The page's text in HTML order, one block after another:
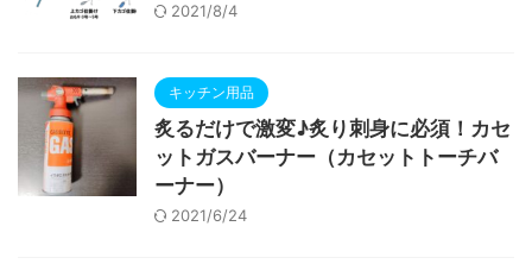
2021/8/4
キッチン用品
炙るだけで激変♪炙り刺身に必須！カセ
ットガスバーナー（カセットトーチバ
ーナー）
2021/6/24